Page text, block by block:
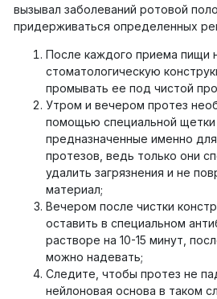
вызывал заболеваний ротовой
придерживаться определенных
После каждого приема пищи
стоматологическую
промывать ее под чистой
Утром и вечером протез
помощью специальной щетки
предназначенные именно
протезов, ведь только они
удалить загрязнения и не
материал;
Вечером после чистки
оставить в специальном
растворе на 10-15 минут,
можно надевать;
Следите, чтобы протез не
нейлоновая основа в таком